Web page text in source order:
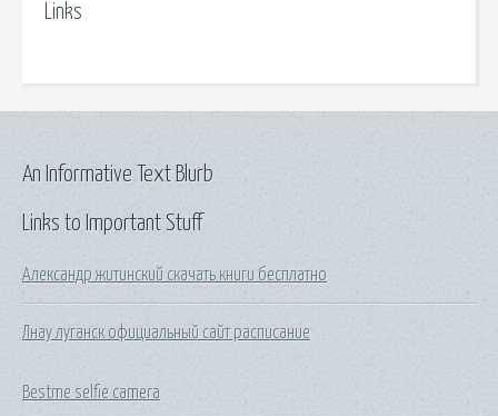
Links
Links to Important Stuff
Александр житинский скачать книги бесплатно
Лнау луганск официальный сайт расписание
Bestme selfie camera
An Informative Text Blurb